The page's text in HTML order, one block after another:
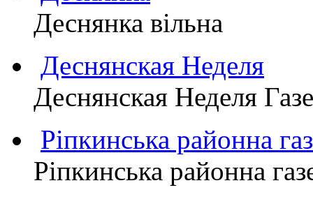
Деснянка вільна
Деснянская Неделя
Деснянская Неделя
Ріпкинська районна
Ріпкинська районна